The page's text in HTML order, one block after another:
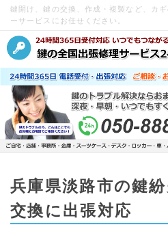
鍵開け、鍵の交換、作成・複製など、カ
ーサービスにお任せください。
兵庫県淡路市の鍵
交換に出張対応